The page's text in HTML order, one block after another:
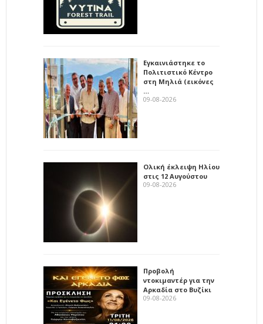
Εγκαινιάστηκε το
Πολιτιστικό Κέντρο
στη Μηλιά (εικόνες
…
09-08-2026
Ολική έκλειψη Ηλίου
στις 12 Αυγούστου
09-08-2026
Προβολή
ντοκιμαντέρ για την
Αρκαδία στο Βυζίκι
09-08-2026